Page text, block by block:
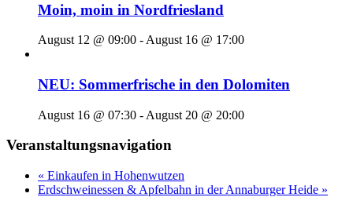
Moin, moin in Nordfriesland
August 12 @ 09:00 - August 16 @ 17:00
NEU: Sommerfrische in den Dolomiten
August 16 @ 07:30 - August 20 @ 20:00
Veranstaltungsnavigation
« Einkaufen in Hohenwutzen
Erdschweinessen & Apfelbahn in der Annaburger Heide »